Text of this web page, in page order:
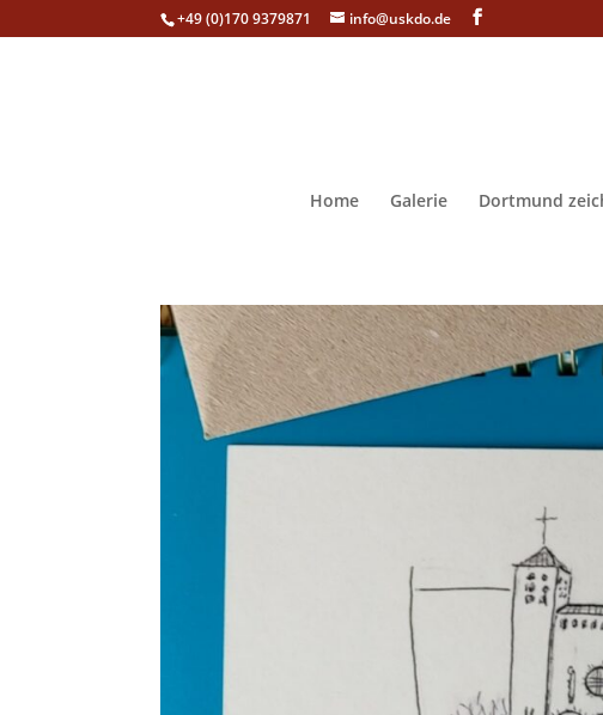
+49 (0)170 9379871 info@uskdo.de
Home Galerie Dortmund